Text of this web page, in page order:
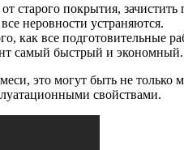
старого покрытия,
неровности устраняются.
как все подготовительные
самый быстрый и экономный.
это могут быть не
свойствами.